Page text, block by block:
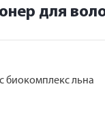
для
биокомплекс льна